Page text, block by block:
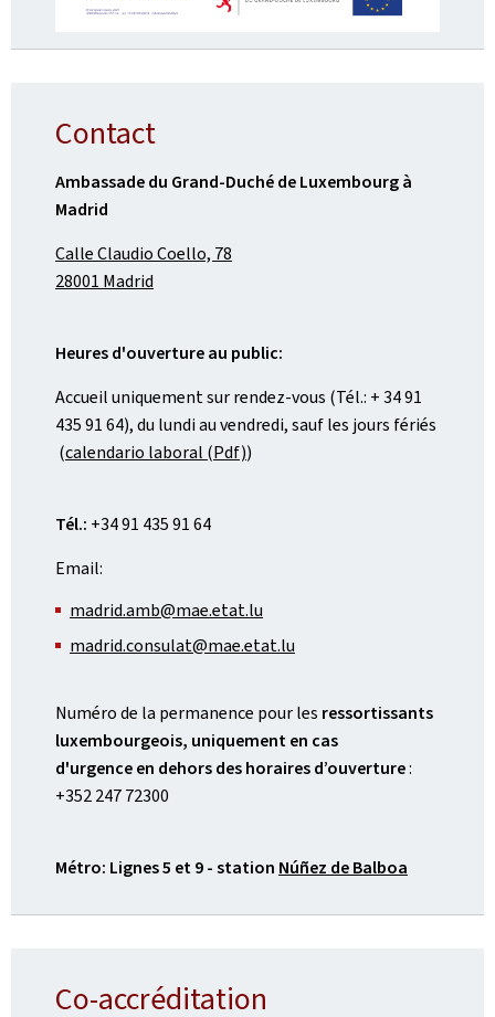
Contact
Ambassade du Grand-Duché de Luxembourg à
Madrid
Calle Claudio Coello, 78
28001 Madrid
Heures d'ouverture au public:
Accueil uniquement sur rendez-vous (Tél.: + 34 91
435 91 64), du lundi au vendredi, sauf les jours fériés
(calendario laboral (Pdf))
Tél.: +34 91 435 91 64
Email:
madrid.amb@mae.etat.lu
madrid.consulat@mae.etat.lu
Numéro de la permanence pour les ressortissants
luxembourgeois, uniquement en cas
d'urgence en dehors des horaires d’ouverture:
+352 247 72300
Métro: Lignes 5 et 9 - station Núñez de Balboa
Co-accréditation